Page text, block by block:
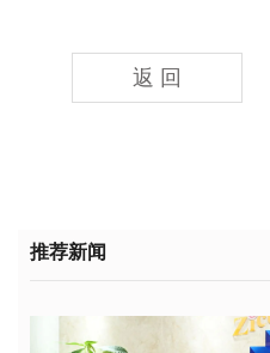
返 回
推荐新闻